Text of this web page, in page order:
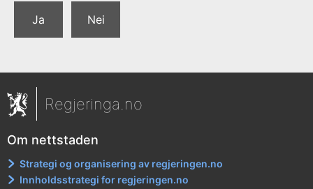
Ja Nei
Regjeringa.no
Om nettstaden
Strategi og organisering av regjeringen.no
Innholdsstrategi for regjeringen.no